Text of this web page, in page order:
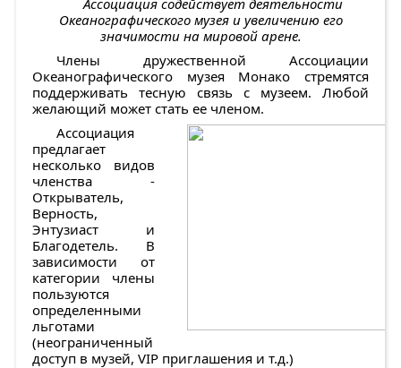
Ассоциация содействует деятельности
Океанографического музея и увеличению его
значимости на мировой арене.
Члены дружественной Ассоциации
Океанографического музея Монако стремятся
поддерживать тесную связь с музеем. Любой
желающий может стать ее членом.
Ассоциация
предлагает
несколько видов
членства -
Открыватель,
Верность,
Энтузиаст и
Благодетель. В
зависимости от
категории члены
пользуются
определенными
льготами
(неограниченный
доступ в музей, VIP приглашения и т.д.)